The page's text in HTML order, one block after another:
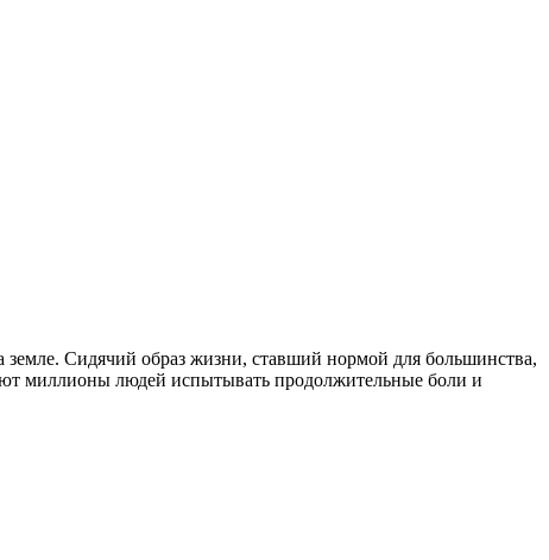
Сидячий образ жизни, ставший нормой для большинства,
миллионы людей испытывать продолжительные боли и